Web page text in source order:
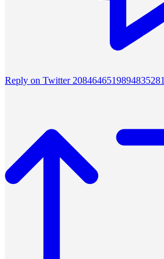
Reply on Twitter 2084646519894835281